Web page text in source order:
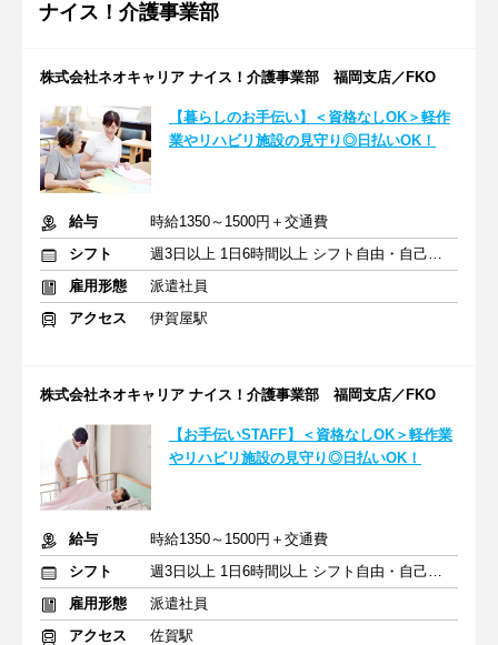
ナイス！介護事業部
株式会社ネオキャリア ナイス！介護事業部 福岡支店／FKO
【暮らしのお手伝い】＜資格なしOK＞軽作
業やリハビリ施設の見守り◎日払いOK！
給与
時給1350～1500円＋交通費
シフト
週3日以上 1日6時間以上 シフト自由・自己申告
雇用形態
派遣社員
アクセス
伊賀屋駅
株式会社ネオキャリア ナイス！介護事業部 福岡支店／FKO
【お手伝いSTAFF】＜資格なしOK＞軽作業
やリハビリ施設の見守り◎日払いOK！
給与
時給1350～1500円＋交通費
シフト
週3日以上 1日6時間以上 シフト自由・自己申告
雇用形態
派遣社員
アクセス
佐賀駅